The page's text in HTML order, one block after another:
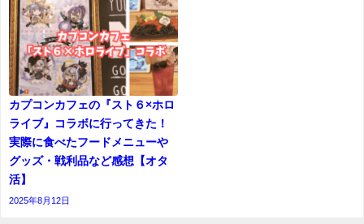
カプコンカフェの『スト６×ホロ
ライブ』コラボに行ってきた！
実際に食べたフードメニューや
グッズ・戦利品など感想【オタ
活】
2025年8月12日